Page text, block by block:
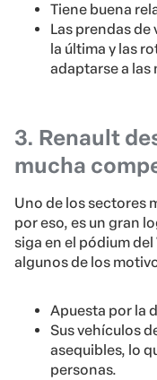
Tiene buena
Las prendas de
la última y las
adaptarse a las
3. Renault
mucha
Uno de los sectores
por eso, es un gran
siga en el pódium del
algunos de los
Apuesta por la
Sus vehículos
asequibles, lo
personas.